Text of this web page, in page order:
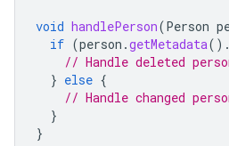
void handlePerson(Person
if (person .getMetadata().
// Handle deleted
} else {
// Handle changed
}
}